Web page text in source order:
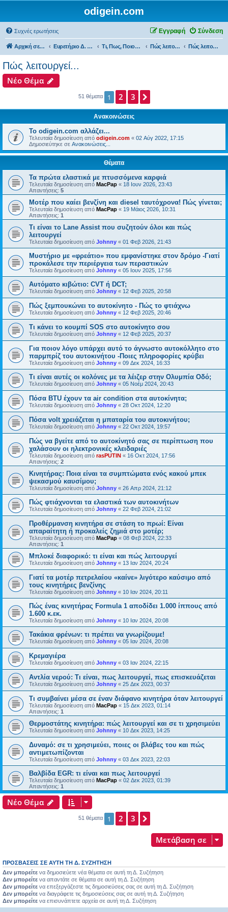
odigein.com
Συχνές ερωτήσεις Σύνδεση
Εγγραφή
Αρχική σελίδα Ευρετήριο Δ. Συζήτησης Τι, Πως, Ποιος & Πού... Πώς λειτουργεί, Τεχνικά θέματα & κάντο μόνος σου... Πώς λειτουργεί...
Πώς λειτουργεί...
Νέο Θέμα
51 θέματα 1 2 3
Ανακοινώσεις
Το odigein.com αλλάζει...
Τελευταία δημοσίευση από odigein.com « 02 Αύγ 2022, 17:15
Δημοσιεύτηκε σε Ανακοινώσεις...
Θέματα
Τα πρώτα ελαστικά με πτυσσόμενα καρφιά
Τελευταία δημοσίευση από MacPap « 18 Ιουν 2026, 23:43
Απαντήσεις: 5
Μοτέρ που καίει βενζίνη και diesel ταυτόχρονα! Πώς γίνεται;
Τελευταία δημοσίευση από MacPap « 19 Μάιος 2026, 10:31
Απαντήσεις: 1
Τι είναι το Lane Assist που συζητούν όλοι και πώς
λειτουργεί
Τελευταία δημοσίευση από Johnny « 01 Φεβ 2026, 21:43
Μυστήριο με «φρεάτιο» που εμφανίστηκε στον δρόμο -Γιατί
προκάλεσε την περιέργεια των περαστικών
Τελευταία δημοσίευση από Johnny « 05 Ιουν 2025, 17:56
Αυτόματο κιβώτιο: CVT ή DCT;
Τελευταία δημοσίευση από Johnny « 12 Φεβ 2025, 20:58
Πώς ξεμπουκώνει το αυτοκίνητο - Πώς το φτιάχνω
Τελευταία δημοσίευση από Johnny « 12 Φεβ 2025, 20:46
Τι κάνει το κουμπί SOS στο αυτοκίνητο σου
Τελευταία δημοσίευση από Johnny « 12 Φεβ 2025, 20:37
Για ποιον λόγο υπάρχει αυτό το άγνωστο αυτοκόλλητο στο
παρμπρίζ του αυτοκινήτου -Ποιες πληροφορίες κρύβει
Τελευταία δημοσίευση από Johnny « 09 Δεκ 2024, 16:33
Τι είναι αυτές οι κολόνες με τα λέιζερ στην Ολυμπία Οδό;
Τελευταία δημοσίευση από Johnny « 05 Νοέμ 2024, 20:43
Πόσα BTU έχουν τα air condition στα αυτοκίνητα;
Τελευταία δημοσίευση από Johnny « 28 Οκτ 2024, 12:20
Πόσα volt χρειάζεται η μπαταρία του αυτοκινήτου;
Τελευταία δημοσίευση από Johnny « 22 Οκτ 2024, 19:57
Πώς να βγείτε από το αυτοκίνητό σας σε περίπτωση που
χαλάσουν οι ηλεκτρονικές κλειδαριές
Τελευταία δημοσίευση από rasPUTIN « 16 Οκτ 2024, 17:56
Απαντήσεις: 2
Κινητήρας: Ποια είναι τα συμπτώματα ενός κακού μπεκ
ψεκασμού καυσίμου;
Τελευταία δημοσίευση από Johnny « 26 Απρ 2024, 21:12
Πώς φτιάχνονται τα ελαστικά των αυτοκινήτων
Τελευταία δημοσίευση από Johnny « 22 Φεβ 2024, 21:02
Προθέρμανση κινητήρα σε στάση το πρωί: Είναι
απαραίτητη ή προκαλείς ζημιά στο μοτέρ;
Τελευταία δημοσίευση από MacPap « 08 Φεβ 2024, 22:33
Απαντήσεις: 1
Μπλοκέ διαφορικό: τι είναι και πώς λειτουργεί
Τελευταία δημοσίευση από Johnny « 13 Ιαν 2024, 20:24
Γιατί τα μοτέρ πετρελαίου «καίνε» λιγότερο καύσιμο από
τους κινητήρες βενζίνης
Τελευταία δημοσίευση από Johnny « 10 Ιαν 2024, 20:11
Πώς ένας κινητήρας Formula 1 αποδίδει 1.000 ίππους από
1.600 κ.εκ.
Τελευταία δημοσίευση από Johnny « 10 Ιαν 2024, 20:08
Τακάκια φρένων: τι πρέπει να γνωρίζουμε!
Τελευταία δημοσίευση από Johnny « 05 Ιαν 2024, 20:08
Κρεμαγιέρα
Τελευταία δημοσίευση από Johnny « 03 Ιαν 2024, 22:15
Αντλία νερού: Τι είναι, πως λειτουργεί, πως επισκευάζεται
Τελευταία δημοσίευση από Johnny « 25 Δεκ 2023, 00:37
Τι συμβαίνει μέσα σε έναν διάφανο κινητήρα όταν λειτουργεί
Τελευταία δημοσίευση από MacPap « 15 Δεκ 2023, 01:14
Απαντήσεις: 1
Θερμοστάτης κινητήρα: πώς λειτουργεί και σε τι χρησιμεύει
Τελευταία δημοσίευση από Johnny « 10 Δεκ 2023, 14:25
Δυναμό: σε τι χρησιμεύει, ποιες οι βλάβες του και πώς
αντιμετωπίζονται
Τελευταία δημοσίευση από Johnny « 03 Δεκ 2023, 22:03
Bαλβίδα EGR: τι είναι και πως λειτουργεί
Τελευταία δημοσίευση από MacPap « 02 Δεκ 2023, 01:39
Απαντήσεις: 1
Νέο Θέμα
51 θέματα 1 2 3
Μετάβαση σε
ΠΡΟΣΒΆΣΕΙΣ ΣΕ ΑΥΤΉ ΤΗ Δ. ΣΥΖΉΤΗΣΗ
Δεν μπορείτε να δημοσιεύετε νέα θέματα σε αυτή τη Δ. Συζήτηση
Δεν μπορείτε να απαντάτε σε θέματα σε αυτή τη Δ. Συζήτηση
Δεν μπορείτε να επεξεργάζεστε τις δημοσιεύσεις σας σε αυτή τη Δ. Συζήτηση
Δεν μπορείτε να διαγράφετε τις δημοσιεύσεις σας σε αυτή τη Δ. Συζήτηση
Δεν μπορείτε να επισυνάπτετε αρχεία σε αυτή τη Δ. Συζήτηση